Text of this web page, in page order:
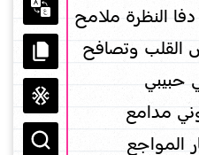
النظرة ملامح
القلب وتصافح
حبيبي
مدامع
المواجع